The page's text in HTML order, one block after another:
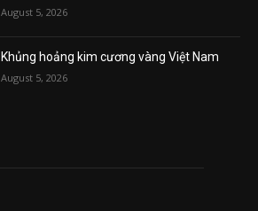
August 5, 2026
Khủng hoảng kim cương vàng Việt Nam
August 5, 2026